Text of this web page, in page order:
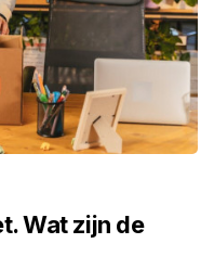
Wat zijn de